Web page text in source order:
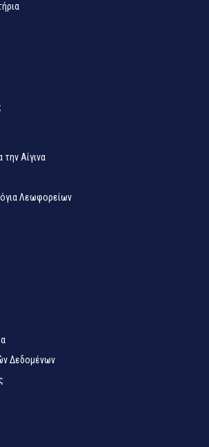
την Αίγινα
Λεωφορείων
Δεδομένων